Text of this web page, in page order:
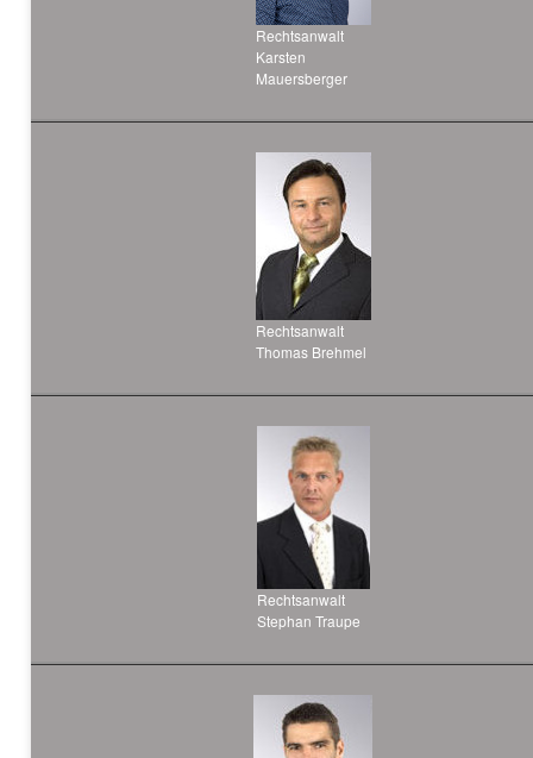
Rechtsanwalt
Karsten
Mauersberger
Rechtsanwalt
Thomas Brehmel
Rechtsanwalt
Stephan Traupe